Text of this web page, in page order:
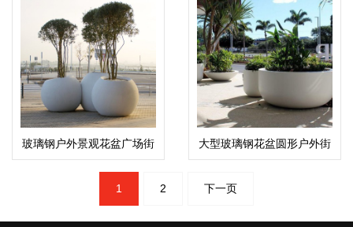
玻璃钢户外景观花盆广场街
区圆形花钵
大型玻璃钢花盆圆形户外街
区市政景观花钵
1 2 下一页